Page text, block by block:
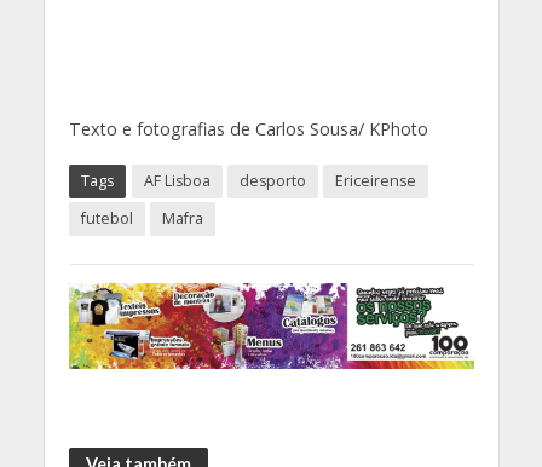
Texto e fotografias de Carlos Sousa/ KPhoto
Tags AF Lisboa desporto
Ericeirense
futebol
Mafra